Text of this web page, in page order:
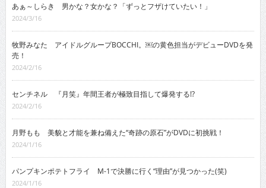
あぁ～しらき 男かな？女かな？「ずっとフザけていたい！」
2024/3/16
牧野みなた アイドルグループBOCCHI。￼の黄色担当がデビューDVDを発
売！
2024/2/16
センチネル 『月笑』年間王者が極致目指して爆発する!?
2024/2/16
月野もも 美貌と才能を兼ね備えた“奇跡の原石”がDVDに初挑戦！
2024/1/16
パンプキンポテトフライ M-1で決勝に行く“理由”が見つかった(笑)
2024/1/16